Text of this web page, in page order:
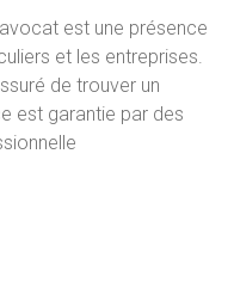
est une présence
et les entreprises.
de trouver un
est garantie par des